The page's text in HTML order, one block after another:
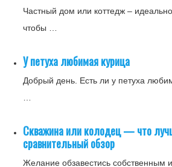
Частный дом или коттедж –
чтобы …
У петуха любимая курица
Добрый день. Есть ли у петуха
Скважина или колодец — что
сравнительный обзор
Желание обзавестись собственным